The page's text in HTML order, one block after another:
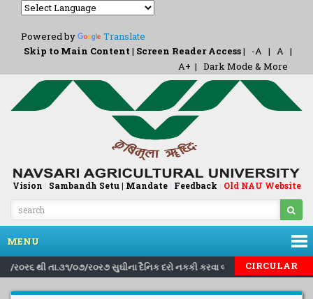
Powered by
Translate
Skip to Main Content | Screen Reader Access| -A | A |
A+ | Dark Mode & More
Vision | Sambandh Setu | Mandate| Feedback | Old NAU Website
MENU
થી તા.૩૧/૦૭/ર૦ર૭ સુઘીના દૈનિક દરો નકકી કરવા બાબત.. | |Inviting
CIRCULAR